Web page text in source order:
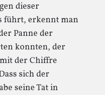
dieser
führt, erkennt man
Panne der
konnten, der
der Chiffre
sich der
seine Tat in